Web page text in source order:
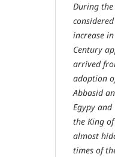
During
increase
Century
arrived
adoption
Abbasid
Egypy
the King
almost
times of